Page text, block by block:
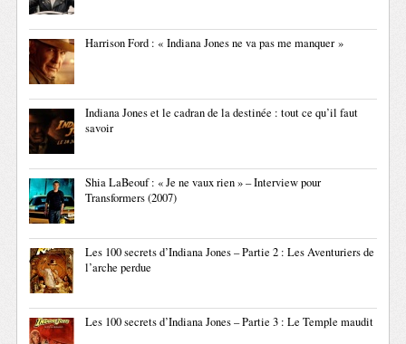
Harrison Ford : « Indiana Jones ne va pas me manquer »
Indiana Jones et le cadran de la destinée : tout ce qu’il faut
savoir
Shia LaBeouf : « Je ne vaux rien » – Interview pour
Transformers (2007)
Les 100 secrets d’Indiana Jones – Partie 2 : Les Aventuriers de
l’arche perdue
Les 100 secrets d’Indiana Jones – Partie 3 : Le Temple maudit